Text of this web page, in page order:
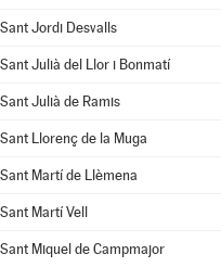
Sant Jordi Desvalls
Sant Julià del Llor i Bonmatí
Sant Julià de Ramis
Sant Llorenç de la Muga
Sant Martí de Llèmena
Sant Martí Vell
Sant Miquel de Campmajor